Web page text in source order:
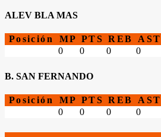
ALEV BLA MAS
Posición MP PTS REB AST
0
0 0 0
B. SAN FERNANDO
Posición MP PTS REB AST
0
0 0 0